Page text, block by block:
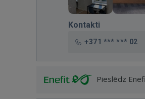
Kontakti
+371 *** *** 02
Pieslēdz